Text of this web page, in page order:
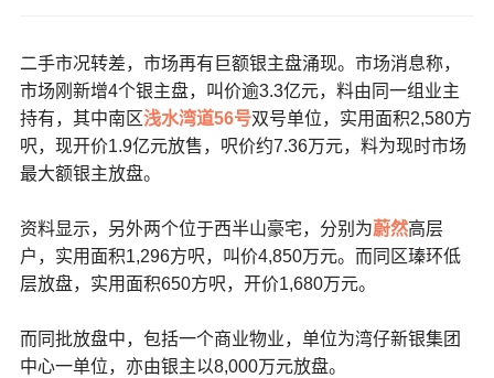
二手市况转差，市场再有巨额银主盘涌现。市场消息称，
市场刚新增4个银主盘，叫价逾3.3亿元，料由同一组业主
持有，其中南区浅水湾道56号双号单位，实用面积2,580方
呎，现开价1.9亿元放售，呎价约7.36万元，料为现时市场
最大额银主放盘。
资料显示，另外两个位于西半山豪宅，分别为蔚然高层
户，实用面积1,296方呎，叫价4,850万元。而同区瑧环低
层放盘，实用面积650方呎，开价1,680万元。
而同批放盘中，包括一个商业物业，单位为湾仔新银集团
中心一单位，亦由银主以8,000万元放盘。